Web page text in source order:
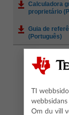
Calculadora
proprietário
Guia de
(Português)
TI
Om du vill